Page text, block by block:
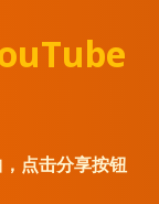
点击分享按钮